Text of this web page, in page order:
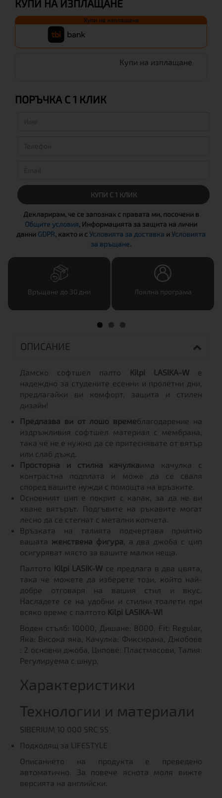
КУПИ НА ИЗПЛАЩАНЕ
Купи на изплащане
Купи на изплащане
ПОРЪЧКА С 1 КЛИК
КУПИ С 1 КЛИК
Декларирам, че се запознах с правата ми, посочени в
Общите условия, Информацията за защита на лични
данни GDPR, както и сУсловията за доставка иУсловията
за връщане.
Връщане до 30 дни Лоялна програма
ОПИСАНИЕ
Дамско софтшел палто Kilpi LASIKA-Wе
надеждно за студените есенни и пролетни дни,
предлагайки ви комфорт, защита и стилен
дизайн!
Предпазва ви от лошо времеблагодарение на
издръжливия софтшел материал с мембрана,
така че не е нужно да се притеснявате от вятър
или слаб дъжд.
Просторна и стилна качулкаима качулка с
контрастна подплата и може да се сваля
според вашите нужди с помощта на връзките.
Основният цип е покрит с капак, за да не ви
хване вятърът. Подгъвите на ръкавите могат
лесно да се стегнат с метални копчета.
Връзката на талията подчертава приятно
вашата женствена фигура , а два джоба с цип
осигуряват място за вашите малки неща.
Палтото Kilpi LASIK-W се предлага в два цвята,
така че можете да изберете този, който най-
добре отговаря на вашия стил и вкус.
Насладете се на удобни и стилни тоалети при
всяко време с палтото Kilpi LASIKA-W!
Воден стълб: 10000, Дишане: 8000, Fit: Regular,
Яка: Висока яка, Качулка: Фиксирана, Джобове
: 2 основни джоба, Ципове: Пластмасови, Талия:
Регулируема с шнур,
Характеристики
Технологии и материали
SIBERIUM 10 000 SRC SS
Подходящ за LIFESTYLE
Описанието на продукта е преведено
автоматично. За повече яснота моля вижте
версията на английски.